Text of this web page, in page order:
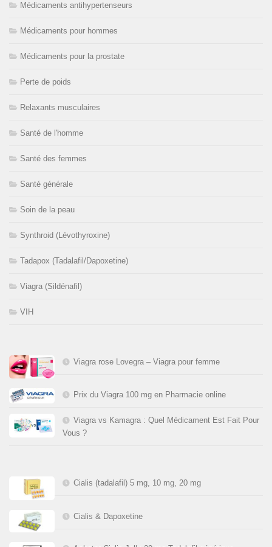
Médicaments antihypertenseurs
Médicaments pour hommes
Médicaments pour la prostate
Perte de poids
Relaxants musculaires
Santé de l'homme
Santé des femmes
Santé générale
Soin de la peau
Synthroid (Lévothyroxine)
Tadapox (Tadalafil/Dapoxetine)
Viagra (Sildénafil)
VIH
Viagra rose Lovegra – Viagra pour femme
Prix du Viagra 100 mg en Pharmacie online
Viagra vs Kamagra : Quel Médicament Est Fait Pour
Vous ?
Cialis (tadalafil) 5 mg, 10 mg, 20 mg
Cialis & Dapoxetine